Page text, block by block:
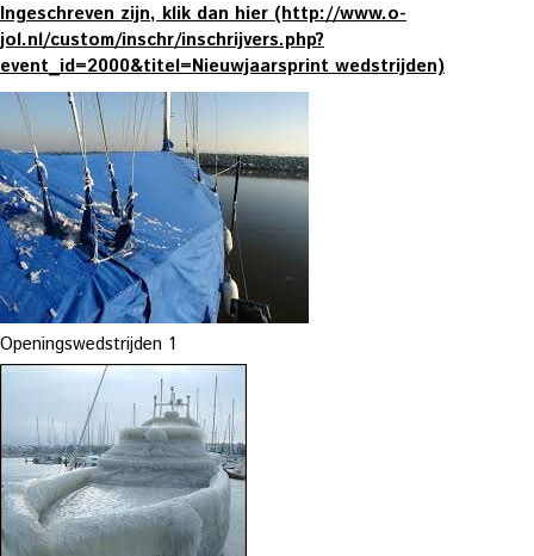
Ingeschreven zijn, klik dan hier (http://www.o-
jol.nl/custom/inschr/inschrijvers.php?
event_id=2000&titel=Nieuwjaarsprint wedstrijden)
Openingswedstrijden 1